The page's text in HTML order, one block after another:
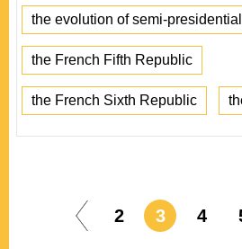
the evolution of semi-
the French Fifth Republic
the French Sixth Republic
2 3 4